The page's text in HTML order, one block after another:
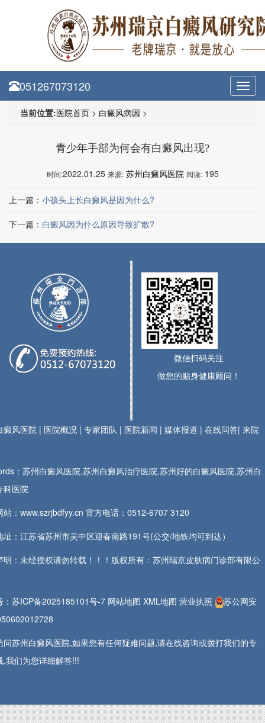
051267073120
当前位置:医院首页 > 白癜风病因 >
青少年手部为何会有白癜风出现?
时间:2022.01.25 来源: 苏州白癜风医院 阅读: 195
上一篇： 小孩头上长白癜风是因为什么?
下一篇： 白癜风因为什么原因导致扩散?
微信扫码关注
做您的贴身健康顾问！
癜风医院 | 医院概况 |专家团队 | 医院新闻 |媒体报道 |在线问答|来院
：苏州白癜风医院,苏州白癜风治疗医院,苏州好的白癜风医院,苏州白
科医院
站：www.szrjbdfyy.cn 官方电话：0512-6707 3120
址：江苏省苏州市吴中区迎春南路191号(公交/地铁均可到达）
明：未经授权请勿转载！！！版权所有：苏州瑞京皮肤病门诊部有限公
：苏ICP备2025185101号-7 网站地图 XML地图 营业执照
苏公网安
问苏州白癜风医院,如果您有任何疑难问题,请在线咨询或拨打我们的专
,我们为您详细解答!!!